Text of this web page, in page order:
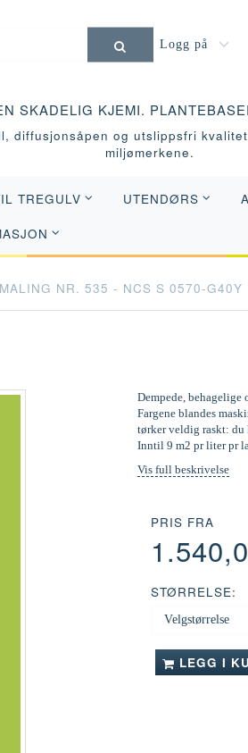
Logg på
SKADELIG KJEMI.
diffusjonsåpen og utslippsfri
miljømerkene.
TREGULV UTENDØRS
NR. 535 - NCS S 0570-G40Y
Dempede,
Fargene blandes
tørker veldig raskt: du
Inntil 9 m2 pr liter pr
Vis full beskrivelse
PRIS FRA
STØRRELSE:
LEGG I